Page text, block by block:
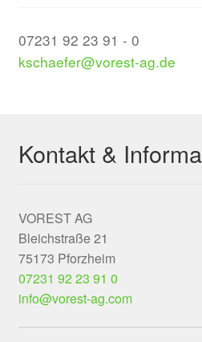
07231 92 23 91 - 0
kschaefer@vorest-ag.de
Kontakt &
VOREST AG
Bleichstraße 21
75173 Pforzheim
07231 92 23 91 0
info@vorest-ag.com